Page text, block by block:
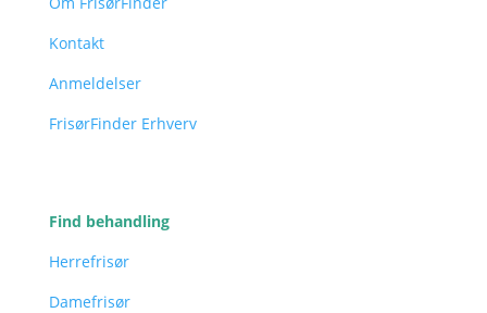
Kontakt
Anmeldelser
FrisørFinder Erhverv
Find behandling
Herrefrisør
Damefrisør